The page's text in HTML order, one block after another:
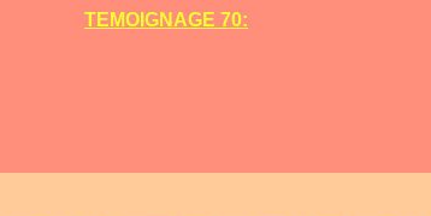
TEMOIGNAGE 70: